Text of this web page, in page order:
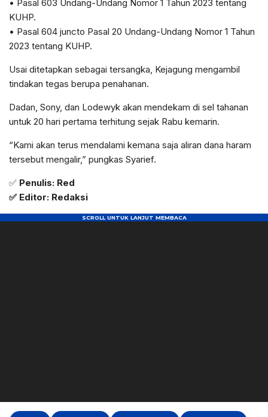
• Pasal 603 Undang-Undang Nomor 1 Tahun 2023 tentang
KUHP.
• Pasal 604 juncto Pasal 20 Undang-Undang Nomor 1 Tahun
2023 tentang KUHP.
Usai ditetapkan sebagai tersangka, Kejagung mengambil
tindakan tegas berupa penahanan.
Dadan, Sony, dan Lodewyk akan mendekam di sel tahanan
untuk 20 hari pertama terhitung sejak Rabu kemarin.
“Kami akan terus mendalami kemana saja aliran dana haram
tersebut mengalir,” pungkas Syarief.
✅ Penulis: Red
✅ Editor: Redaksi